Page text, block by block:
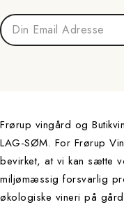
Frørup vingård og
LAG-SØM. For Frørup
bevirket, at vi kan sætte
miljømæssig forsvarlig
økologiske vineri på